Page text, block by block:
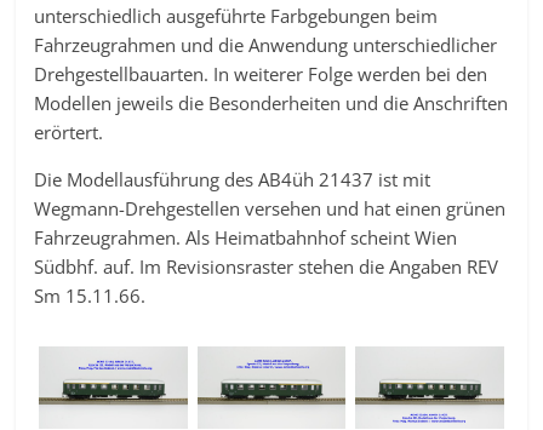
unterschiedlich ausgeführte Farbgebungen beim
Fahrzeugrahmen und die Anwendung unterschiedlicher
Drehgestellbauarten. In weiterer Folge werden bei den
Modellen jeweils die Besonderheiten und die Anschriften
erörtert.
Die Modellausführung des AB4üh 21437 ist mit
Wegmann-Drehgestellen versehen und hat einen grünen
Fahrzeugrahmen. Als Heimatbahnhof scheint Wien
Südbhf. auf. Im Revisionsraster stehen die Angaben REV
Sm 15.11.66.